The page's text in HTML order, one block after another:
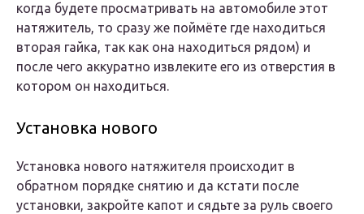
когда будете просматривать на автомобиле этот
натяжитель, то сразу же поймёте где находиться
вторая гайка, так как она находиться рядом) и
после чего аккуратно извлеките его из отверстия в
котором он находиться.
Установка нового
Установка нового натяжителя происходит в
обратном порядке снятию и да кстати после
установки, закройте капот и сядьте за руль своего